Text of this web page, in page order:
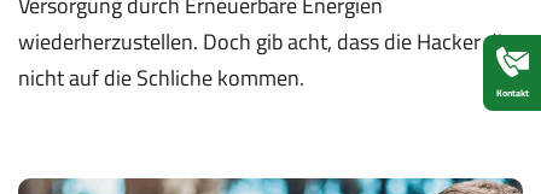
wiederherzustellen. Doch gib acht, dass die Hacker dir
nicht auf die Schliche kommen.
Kontakt